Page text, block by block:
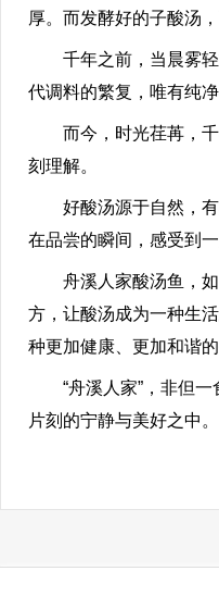
厚。而发酵好的子酸汤
千年之前，当晨雾轻
代调料的繁复，唯有纯
而今，时光荏苒，千
刻理解。
好酸汤源于自然，有
在品尝的瞬间，感受到
舟溪人家酸汤鱼，如
方，让酸汤成为一种生
种更加健康、更加和谐
“舟溪人家”，非但一
片刻的宁静与美好之中。